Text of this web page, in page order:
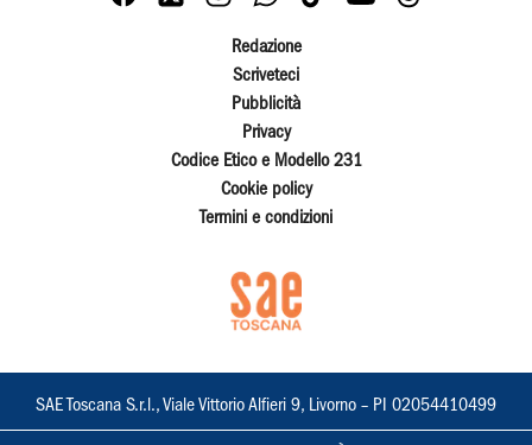
Redazione
Scriveteci
Pubblicità
Privacy
Codice Etico e Modello 231
Cookie policy
Termini e condizioni
SAE Toscana S.r.l., Viale Vittorio Alfieri 9, Livorno – PI 02054410499